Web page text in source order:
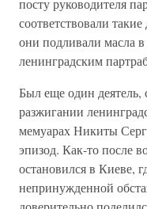
посту руководителя
соответствовали
они подливали масла
ленинградским
Был еще один
разжигании
мемуарах Никиты
эпизод. Как-то после
остановился в Киеве,
непринужденной